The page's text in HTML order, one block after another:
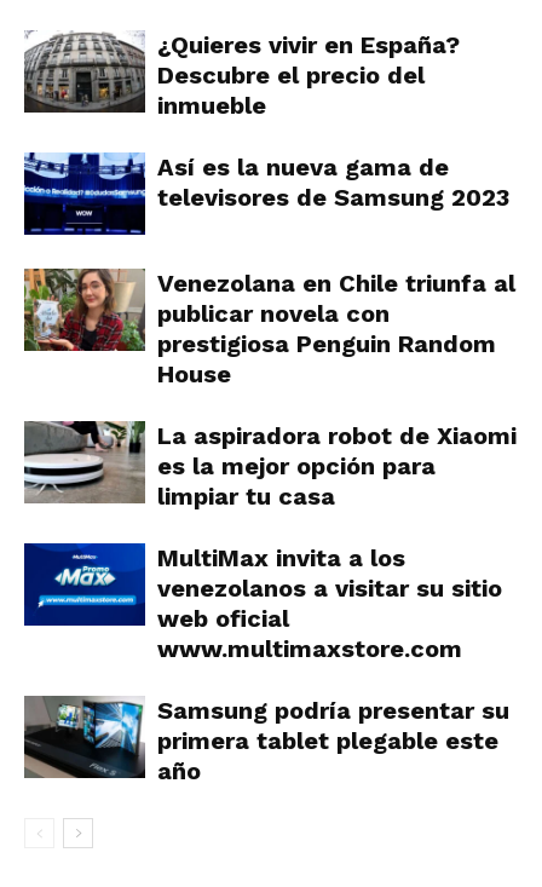
¿Quieres vivir en España?
Descubre el precio del
inmueble
Así es la nueva gama de
televisores de Samsung 2023
Venezolana en Chile triunfa al
publicar novela con
prestigiosa Penguin Random
House
La aspiradora robot de Xiaomi
es la mejor opción para
limpiar tu casa
MultiMax invita a los
venezolanos a visitar su sitio
web oficial
www.multimaxstore.com
Samsung podría presentar su
primera tablet plegable este
año